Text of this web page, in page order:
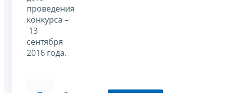
проведения
конкурса –
13
сентября
2016 года.